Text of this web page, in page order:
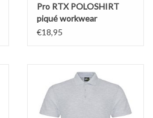
Pro RTX POLOSHIRT
piqué workwear
bosgroen
€18,95